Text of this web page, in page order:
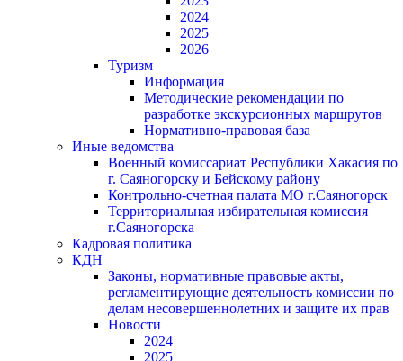
2024
2025
2026
Туризм
Информация
Методические рекомендации по
разработке экскурсионных маршрутов
Нормативно-правовая база
Иные ведомства
Военный комиссариат Республики Хакасия по
г. Саяногорску и Бейскому району
Контрольно-счетная палата МО г.Саяногорск
Территориальная избирательная комиссия
г.Саяногорска
Кадровая политика
КДН
Законы, нормативные правовые акты,
регламентирующие деятельность комиссии по
делам несовершеннолетних и защите их прав
Новости
2024
2025